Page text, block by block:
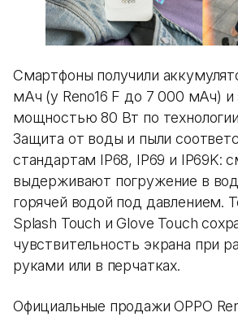
Смартфоны получили
мАч (у Reno16 F до 7 000 мАч) и
мощностью 80 Вт по технологии
Защита от воды и пыли
стандартам IP68, IP69 и IP69K:
выдерживают погружение в
горячей водой под давлением.
Splash Touch и Glove Touch
чувствительность экрана при
руками или в перчатках.
Официальные продажи OPPO